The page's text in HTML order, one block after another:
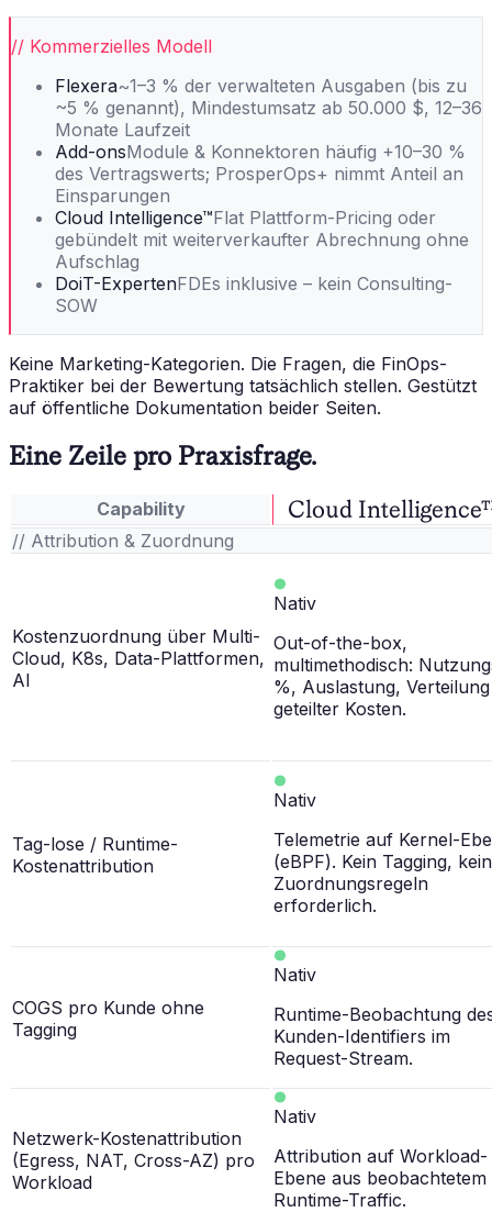
// Kommerzielles Modell
Flexera~1–3 % der verwalteten Ausgaben (bis zu
~5 % genannt), Mindestumsatz ab 50.000 $, 12–36
Monate Laufzeit
Add-onsModule & Konnektoren häufig +10–30 %
des Vertragswerts; ProsperOps+ nimmt Anteil an
Einsparungen
Cloud Intelligence™Flat Plattform-Pricing oder
gebündelt mit weiterverkaufter Abrechnung ohne
Aufschlag
DoiT-ExpertenFDEs inklusive – kein Consulting-
SOW
Keine Marketing-Kategorien. Die Fragen, die FinOps-
Praktiker bei der Bewertung tatsächlich stellen. Gestützt
auf öffentliche Dokumentation beider Seiten.
Eine Zeile pro Praxisfrage.
Capability Cloud
// Attribution & Zuordnung
Kostenzuordnung über Multi-
Cloud, K8s, Data-Plattformen,
AI
Nativ
Out-of-the-box,
multimethodisch:
%, Auslastung, Verteilung
geteilter Kosten.
Tag-lose / Runtime-
Kostenattribution
Nativ
Telemetrie auf Kernel-
(eBPF). Kein Tagging,
Zuordnungsregeln
erforderlich.
COGS pro Kunde ohne
Tagging
Nativ
Runtime-Beobachtung
Kunden-Identifiers im
Request-Stream.
Netzwerk-Kostenattribution
(Egress, NAT, Cross-AZ) pro
Workload
Nativ
Attribution auf Workload-
Ebene aus beobachtetem
Runtime-Traffic.